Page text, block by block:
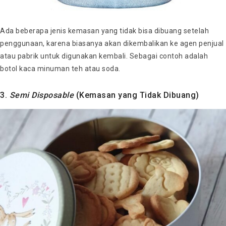
Ada beberapa jenis kemasan yang tidak bisa dibuang setelah
penggunaan, karena biasanya akan dikembalikan ke agen penjual
atau pabrik untuk digunakan kembali. Sebagai contoh adalah
botol kaca minuman teh atau soda.
3. Semi Disposable(Kemasan yang Tidak Dibuang)